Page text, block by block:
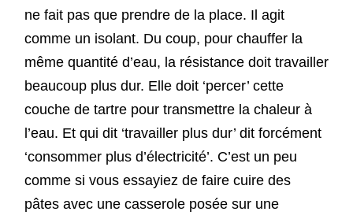
ne fait pas que prendre de la place. Il agit
comme un isolant. Du coup, pour chauffer la
même quantité d’eau, la résistance doit travailler
beaucoup plus dur. Elle doit ‘percer’ cette
couche de tartre pour transmettre la chaleur à
l’eau. Et qui dit ‘travailler plus dur’ dit forcément
‘consommer plus d’électricité’. C’est un peu
comme si vous essayiez de faire cuire des
pâtes avec une casserole posée sur une